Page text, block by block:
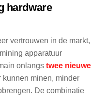
hardware
vertrouwen in de markt,
apparatuur
onlangstwee nieuwe
kunnen minen, minder
De combinatie